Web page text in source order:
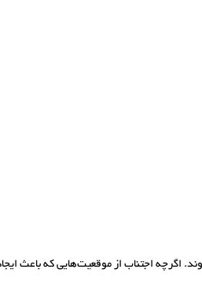
اگرچه اجتناب از موقعیت‌هایی که باعث